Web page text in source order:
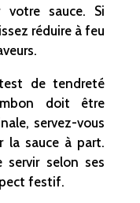
votre sauce. Si
réduire à feu
de tendreté
doit être
servez-vous
la sauce à part.
servir selon ses
festif.